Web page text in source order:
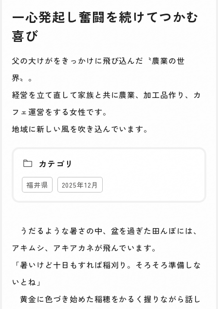
一心発起し奮闘を続けてつかむ
喜び
父の大けがをきっかけに飛び込んだ〝農業の世
界〟。
経営を立て直して家族と共に農業、加工品作り、カ
フェ運営をする女性です。
地域に新しい風を吹き込んでいます。
カテゴリ
福井県 2025年12月
うだるような暑さの中、盆を過ぎた田んぼには、
アキムシ、アキアカネが飛んでいます。
「暑いけど十日もすれば稲刈り。そろそろ準備しな
いとね」
黄金に色づき始めた稲穂をかるく握りながら話し